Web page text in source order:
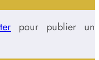
pour publier un